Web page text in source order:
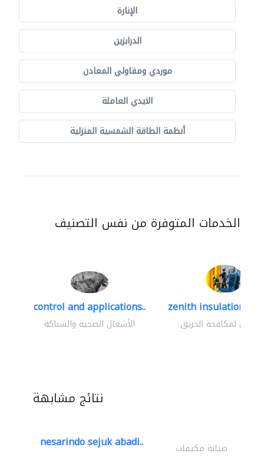
الإنارة
الدرابزين
موردي ومقاولي المعادن
الايدي العاملة
أنظمة الطاقة الشمسية المنزلية
الخدمات المتوفرة من نفس التصنيف
control and applications..
الأشغال الصحية والسباكة
zenith insulation
لمكافحة الحريق
نتائج مشابهة
nesarindo sejuk abadi.. صيانة مكيفات